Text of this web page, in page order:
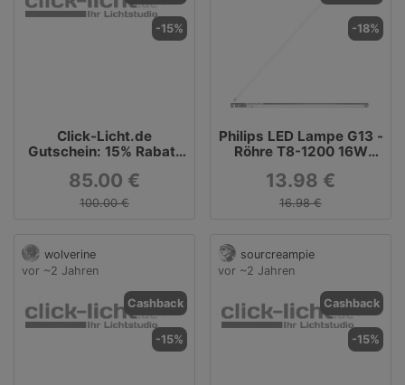
-15%
Click-Licht.de
Gutschein: 15% Rabatt
People
85.00 €
100.00 €
-18%
Philips LED Lampe G13 -
Röhre T8-1200 16W
13.98 €
16.98 €
wolverine
vor ~2 Jahren
Cashback
-15%
sourcreampie
vor ~2 Jahren
Cashback
-15%